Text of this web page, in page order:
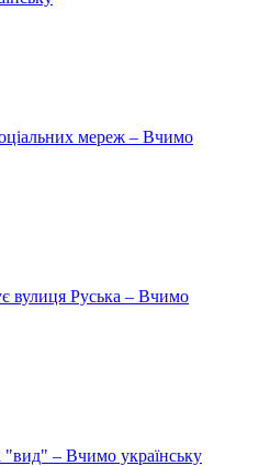
мереж – Вчимо
вулиця Руська – Вчимо
"вид" – Вчимо українську